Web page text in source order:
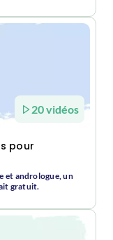
20 vidéos
pour
et andrologue, un
gratuit.